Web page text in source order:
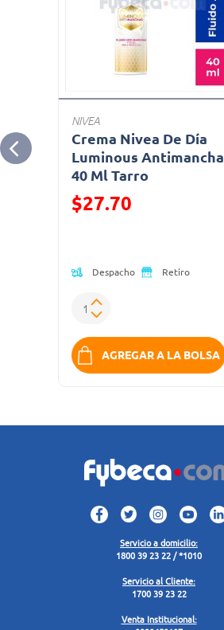
NIVEA
Crema Nivea De Día
Luminous
40 Ml Tarro
Precio reducido de
$27.70
Despacho Retiro
AGREGAR A LA BOLSA
Servicio a domicilio:
1800 39 23 22 / *1010
Servicio al Cliente:
1700 39 23 22
Venta Institucional: